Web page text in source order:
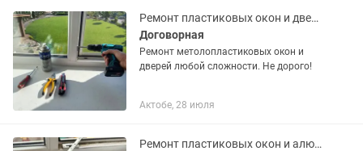
Ремонт пластиковых окон и дверей!
Договорная
Ремонт метолопластиковых окон и
дверей любой сложности. Не дорого!
Актобе, 28 июля
Ремонт пластиковых окон и алюминиевых конструкций.